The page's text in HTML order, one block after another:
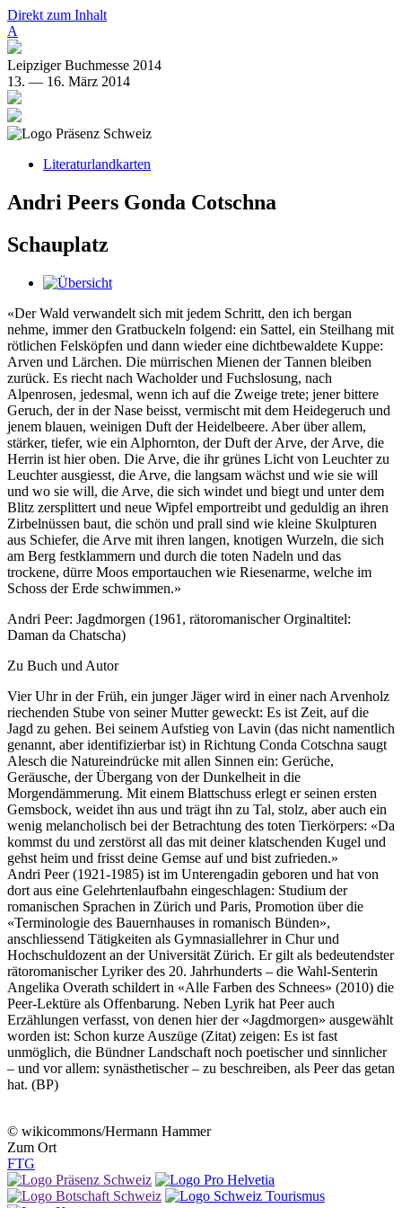
Direkt zum Inhalt
A
Leipziger Buchmesse 2014
13. — 16. März 2014
Literaturlandkarten
Andri Peers Gonda Cotschna
Schauplatz
«Der Wald verwandelt sich mit jedem Schritt, den ich bergan
nehme, immer den Gratbuckeln folgend: ein Sattel, ein Steilhang mit
rötlichen Felsköpfen und dann wieder eine dichtbewaldete Kuppe:
Arven und Lärchen. Die mürrischen Mienen der Tannen bleiben
zurück. Es riecht nach Wacholder und Fuchslosung, nach
Alpenrosen, jedesmal, wenn ich auf die Zweige trete; jener bittere
Geruch, der in der Nase beisst, vermischt mit dem Heidegeruch und
jenem blauen, weinigen Duft der Heidelbeere. Aber über allem,
stärker, tiefer, wie ein Alphornton, der Duft der Arve, der Arve, die
Herrin ist hier oben. Die Arve, die ihr grünes Licht von Leuchter zu
Leuchter ausgiesst, die Arve, die langsam wächst und wie sie will
und wo sie will, die Arve, die sich windet und biegt und unter dem
Blitz zersplittert und neue Wipfel emportreibt und geduldig an ihren
Zirbelnüssen baut, die schön und prall sind wie kleine Skulpturen
aus Schiefer, die Arve mit ihren langen, knotigen Wurzeln, die sich
am Berg festklammern und durch die toten Nadeln und das
trockene, dürre Moos emportauchen wie Riesenarme, welche im
Schoss der Erde schwimmen.»
Andri Peer: Jagdmorgen (1961, rätoromanischer Orginaltitel:
Daman da Chatscha)
Zu Buch und Autor
Vier Uhr in der Früh, ein junger Jäger wird in einer nach Arvenholz
riechenden Stube von seiner Mutter geweckt: Es ist Zeit, auf die
Jagd zu gehen. Bei seinem Aufstieg von Lavin (das nicht namentlich
genannt, aber identifizierbar ist) in Richtung Conda Cotschna saugt
Alesch die Natureindrücke mit allen Sinnen ein: Gerüche,
Geräusche, der Übergang von der Dunkelheit in die
Morgendämmerung. Mit einem Blattschuss erlegt er seinen ersten
Gemsbock, weidet ihn aus und trägt ihn zu Tal, stolz, aber auch ein
wenig melancholisch bei der Betrachtung des toten Tierkörpers: «Da
kommst du und zerstörst all das mit deiner klatschenden Kugel und
gehst heim und frisst deine Gemse auf und bist zufrieden.»
Andri Peer (1921-1985) ist im Unterengadin geboren und hat von
dort aus eine Gelehrtenlaufbahn eingeschlagen: Studium der
romanischen Sprachen in Zürich und Paris, Promotion über die
«Terminologie des Bauernhauses in romanisch Bünden»,
anschliessend Tätigkeiten als Gymnasiallehrer in Chur und
Hochschuldozent an der Universität Zürich. Er gilt als bedeutendster
rätoromanischer Lyriker des 20. Jahrhunderts – die Wahl-Senterin
Angelika Overath schildert in «Alle Farben des Schnees» (2010) die
Peer-Lektüre als Offenbarung. Neben Lyrik hat Peer auch
Erzählungen verfasst, von denen hier der «Jagdmorgen» ausgewählt
worden ist: Schon kurze Auszüge (Zitat) zeigen: Es ist fast
unmöglich, die Bündner Landschaft noch poetischer und sinnlicher
– und vor allem: synästhetischer – zu beschreiben, als Peer das getan
hat. (BP)
© wikicommons/Hermann Hammer
Zum Ort
FTG